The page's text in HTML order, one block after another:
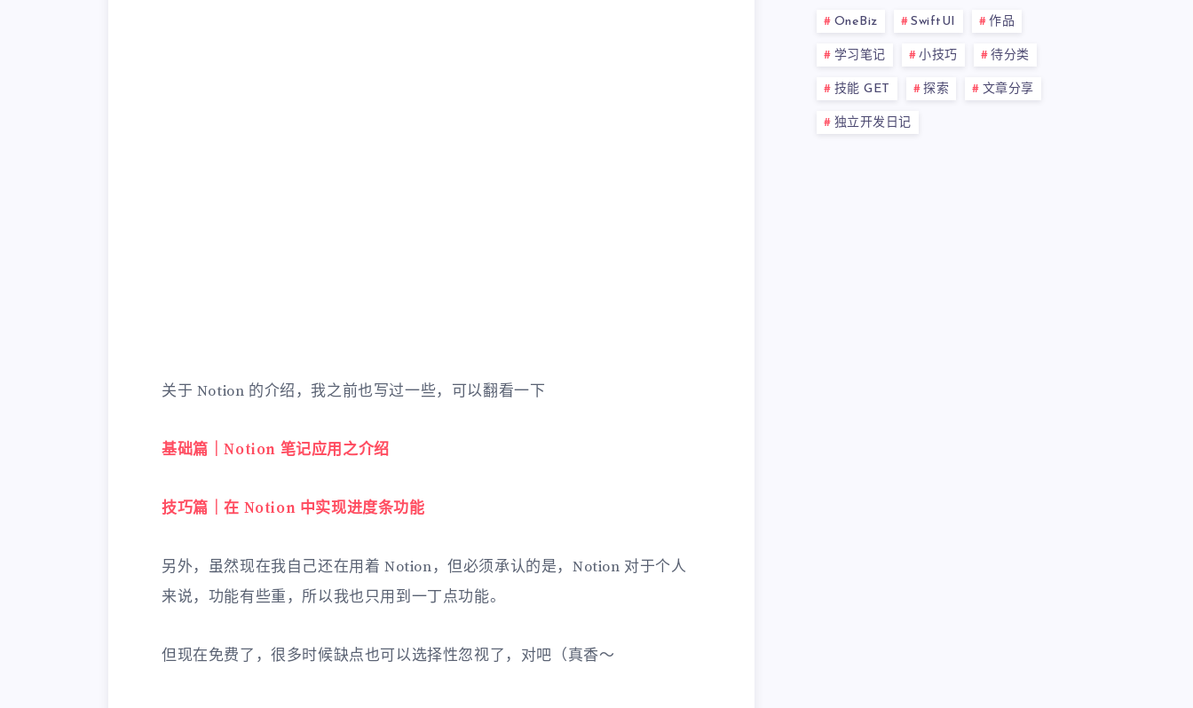
关于 Notion 的介绍，我之前也写过一些，可以翻看一下
基础篇｜Notion 笔记应用之介绍
技巧篇｜在 Notion 中实现进度条功能
另外，虽然现在我自己还在用着 Notion，但必须承认的是，Notion 对于个人
来说，功能有些重，所以我也只用到一丁点功能。
但现在免费了，很多时候缺点也可以选择性忽视了，对吧（真香～
OneBiz SwiftUI 作品
学习笔记 小技巧 待分类
技能 GET 探索 文章分享
独立开发日记